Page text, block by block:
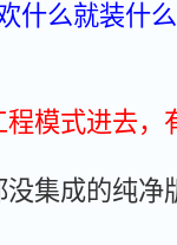
什么就装什
模式进去，
集成的纯净